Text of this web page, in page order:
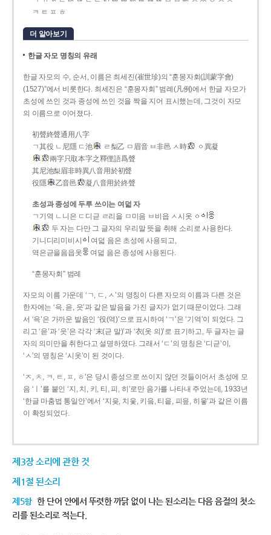
ㅋ ㅌ ㅍ ㅎ
더 알아보기
한글 자모 명칭의 유래
한글 자모의 수, 순서, 이름은 최세진(崔世珍)의 “훈몽자회(訓蒙字會)
(1527)”에서 비롯한다. 최세진은 “훈몽자회” 범례(凡例)에서 한글 자모가
초성에 쓰인 것과 종성에 쓰인 것을 짝을 지어 표시했는데, 그것이 자모
의 이름으로 이어졌다.
初聲終聲通用八字
ㄱ其役 ㄴ尼隱 ㄷ池
ㄹ梨乙 ㅁ眉音 ㅂ非邑 ㅅ時
ㆁ異凝
兩字只取本字之釋俚語爲聲
其尼池梨眉非時異八音用於初聲
役隱
乙音邑 凝八音用於終聲
초성과 종성에 두루 쓰이는 여덟 자
ㄱ기역 ㄴ니은 ㄷ디귿 ㄹ리을 ㅁ미음 ㅂ비읍 ㅅ시옷 ㆁ
두 자는 다만 그 글자의 우리말 뜻을 취해 소리로 사용한다.
기니디리미비시
여덟 음은 초성에 사용되고,
역은귿을음읍옷
여덟 음은 종성에 사용된다.
“훈몽자회” 범례
자모의 이름 가운데 ‘ㄱ, ㄷ, ㅅ’의 명칭이 다른 자모의 이름과 다른 것은
한자에는 ‘윽, 읃, 읏’과 같은 발음을 가진 글자가 없기 때문이었다. 그래
서 ‘윽’은 가까운 발음인 ‘役(역)’으로 표시하여 ‘ㄱ’은 ‘기역’이 되었다. 그
리고 ‘읃’과 ‘읏’은 각각 ‘末(귿 말)’과 ‘衣(옷 의)’로 표기하고, 두 글자는 글
자의 의미만을 취한다고 설명하였다. 그래서 ‘ㄷ’의 명칭은 ‘디귿’이,
‘ㅅ’의 명칭은 ‘시옷’이 된 것이다.
‘ㅈ, ㅊ, ㅋ, ㅌ, ㅍ, ㅎ’은 당시 종성으로 쓰이지 않던 것들이어서 초성에 모
음 ‘ㅣ’를 붙인 ‘지, 치, 키, 티, 피, 히’로만 음가를 나타내 주었는데, 1933년
‘한글 마춤법 통일안’에서 ‘지읒, 치읓, 키읔, 티읕, 피읖, 히읗’과 같은 이름
이 확정되었다.
제3장 소리에 관한 것
제1절 된소리
제5항 한 단어 안에서 뚜렷한 까닭 없이 나는 된소리는 다음 음절의 첫소
리를 된소리로 적는다.